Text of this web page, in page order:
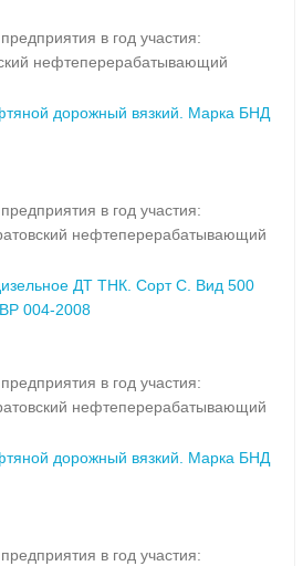
в год участия:
нефтеперерабатывающий
дорожный вязкий. Марка БНД
в год участия:
нефтеперерабатывающий
ДТ ТНК. Сорт С. Вид 500
004-2008
в год участия:
нефтеперерабатывающий
дорожный вязкий. Марка БНД
в год участия: